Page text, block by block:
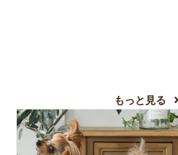
もっと見る